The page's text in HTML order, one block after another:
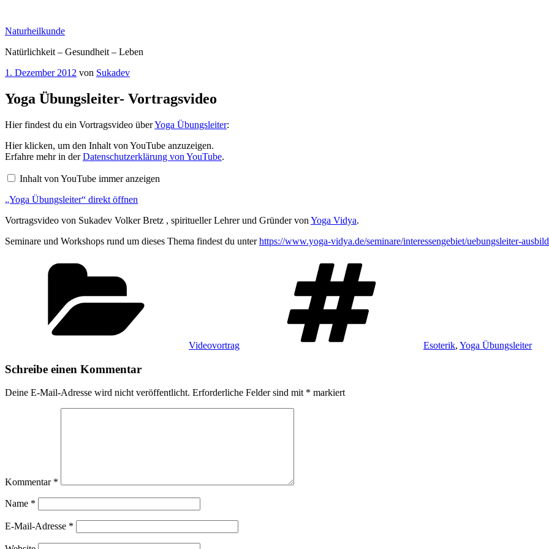
springen
Naturheilkunde
Natürlichkeit – Gesundheit – Leben
Veröffentlicht
1. Dezember 2012 von Sukadev
Yoga Übungsleiter- Vortragsvideo
Hier findest du ein Vortragsvideo überYoga Übungsleiter:
„Yoga
Übungsleiter“
von
anzeigen
Hier klicken, um den Inhalt von YouTube anzuzeigen.
Erfahre mehr in derDatenschutzerklärung von YouTube.
Inhalt von YouTube immer anzeigen
„Yoga Übungsleiter“ direkt öffnen
Vortragsvideo von Sukadev Volker Bretz , spiritueller Lehrer und Gründer von Yoga Vidya.
Seminare und Workshops rund um dieses Thema findest du unterhttps://www.yoga-vidya.de/seminare/interessengebiet/uebungsleiter-
Videovortrag Esoterik, Yoga Übungsleiter
Schreibe einen Kommentar
Deine E-Mail-Adresse wird nicht veröffentlicht. Erforderliche Felder sind mit * markiert
Kommentar *
Name *
E-Mail-Adresse *